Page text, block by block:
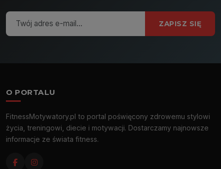
ZAPISZ SIĘ
O PORTALU
FitnessMotywatory.pl to portal poświęcony zdrowemu stylowi
życia, treningowi, diecie i motywacji. Dostarczamy najnowsze
informacje ze świata fitness.